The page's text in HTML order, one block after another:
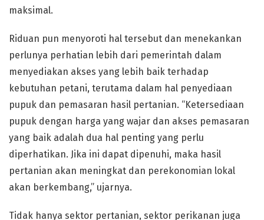
maksimal.
Riduan pun menyoroti hal tersebut dan menekankan
perlunya perhatian lebih dari pemerintah dalam
menyediakan akses yang lebih baik terhadap
kebutuhan petani, terutama dalam hal penyediaan
pupuk dan pemasaran hasil pertanian. “Ketersediaan
pupuk dengan harga yang wajar dan akses pemasaran
yang baik adalah dua hal penting yang perlu
diperhatikan. Jika ini dapat dipenuhi, maka hasil
pertanian akan meningkat dan perekonomian lokal
akan berkembang,” ujarnya.
Tidak hanya sektor pertanian, sektor perikanan juga